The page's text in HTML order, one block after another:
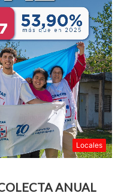
Locales
ANUAL